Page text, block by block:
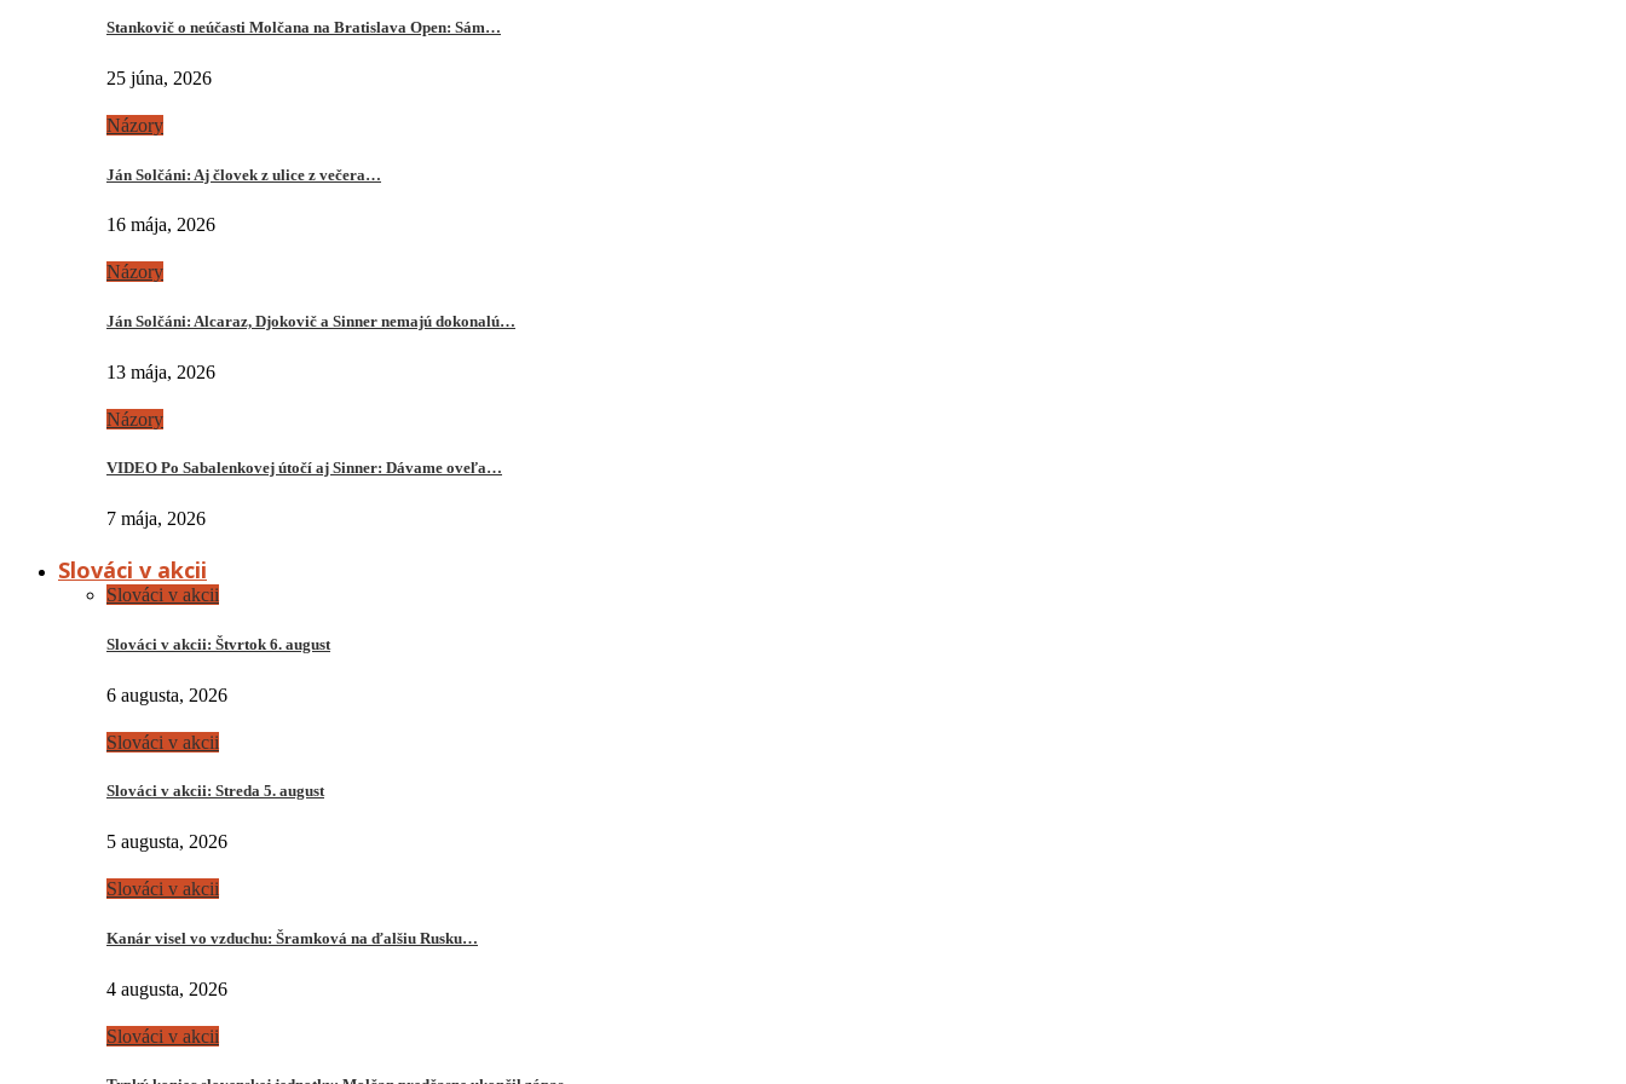
Stankovič o neúčasti Molčana na Bratislava Open: Sám…
25 júna, 2026
Názory
Ján Solčáni: Aj človek z ulice z večera…
16 mája, 2026
Názory
Ján Solčáni: Alcaraz, Djokovič a Sinner nemajú dokonalú…
13 mája, 2026
Názory
VIDEO Po Sabalenkovej útočí aj Sinner: Dávame oveľa…
7 mája, 2026
Slováci v akcii
Slováci v akcii
Slováci v akcii: Štvrtok 6. august
6 augusta, 2026
Slováci v akcii
Slováci v akcii: Streda 5. august
5 augusta, 2026
Slováci v akcii
Kanár visel vo vzduchu: Šramková na ďalšiu Rusku…
4 augusta, 2026
Slováci v akcii